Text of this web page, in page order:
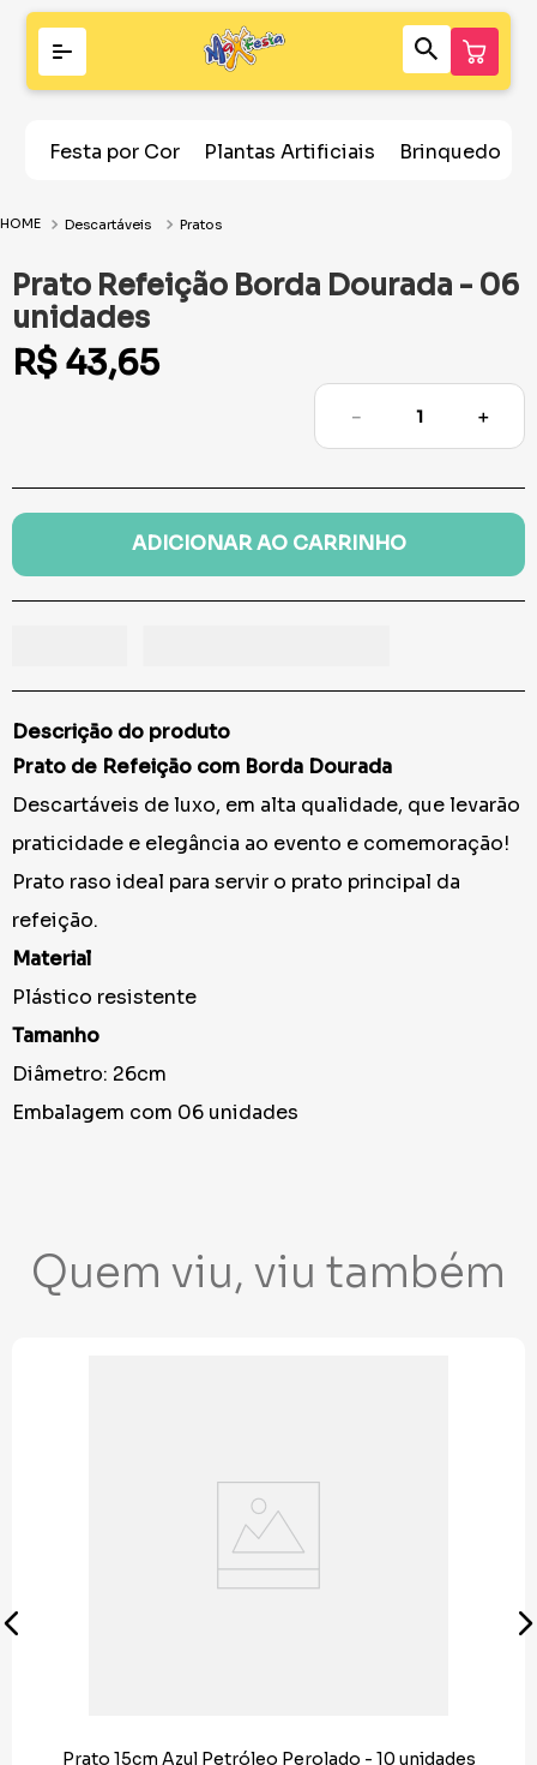
Festa por Cor Plantas Artificiais Brinquedos
Descartáveis Pratos
Prato Refeição Borda Dourada - 06
unidades
R$ 43,65
＋
－
ADICIONAR AO CARRINHO
Descrição do produto
Prato de Refeição com Borda Dourada
Descartáveis de luxo, em alta qualidade, que levarão
praticidade e elegância ao evento e comemoração!
Prato raso ideal para servir o prato principal da
refeição.
Material
Plástico resistente
Tamanho
Diâmetro: 26cm
Embalagem com 06 unidades
Quem viu, viu também
Prato 15cm Azul Petróleo Perolado - 10 unidades